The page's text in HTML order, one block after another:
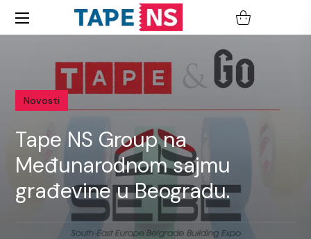
Novosti
Tape NS Group na
Međunarodnom sajmu
građevine u Beogradu.